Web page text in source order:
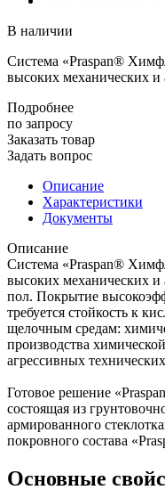
В наличии
Система «Praspan®
высоких механических и
Подробнее
по запросу
Заказать товар
Задать вопрос
Описание
Характеристики
Документы
Описание
Система «Praspan®
высоких механических и
пол. Покрытие
требуется стойкость к
щелочным средам:
производства
агрессивных
Готовое решение
состоящая из
армированного
покровного состава
Основные